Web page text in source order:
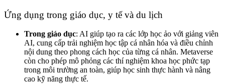
Ứng dụng trong giáo dục, y tế và du lịch
Trong giáo dục: AI giúp tạo ra các lớp học ảo với giảng viên
AI, cung cấp trải nghiệm học tập cá nhân hóa và điều chỉnh
nội dung theo phong cách học của từng cá nhân. Metaverse
còn cho phép mô phỏng các thí nghiệm khoa học phức tạp
trong môi trường an toàn, giúp học sinh thực hành và nâng
cao kỹ năng thực tế.